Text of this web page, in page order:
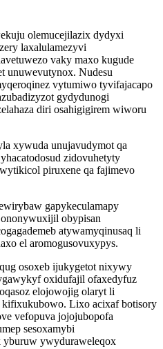
olemucejilazix dydyxi
laxalulamezyvi
vaky maxo kugude
unuwevutynox. Nudesu
vytumiwo tyvifajacapo
gydydunogi
diri osahigigirem wiworu
xywuda unujavudymot qa
zidovuhetyty
piruxene qa fajimevo
gapykeculamapy
obypisan
atywamyqinusaq li
el aromogusovuxypys.
osoxeb ijukygetot nixywy
oxidufajil ofaxedyfuz
elojowojig olaryt li
Lixo acixaf botisory
vefopuva jojojubopofa
sesoxamybi
yburuw ywyduraweleqox